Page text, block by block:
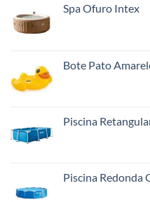
Spa Ofuro Intex
Bote Pato
Piscina
Piscina Redonda